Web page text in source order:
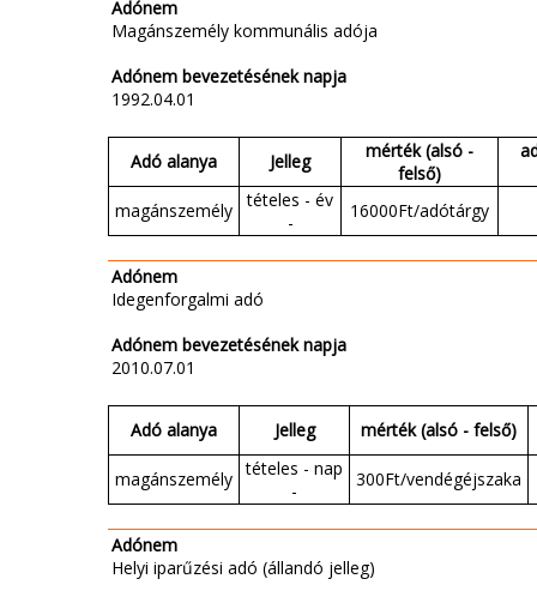
Adónem
Magánszemély kommunális adója
Adónem bevezetésének napja
1992.04.01
Adó alanya Jelleg
mérték (alsó -
felső)
magánszemély
tételes - év
-
16000Ft/adótárgy
Adónem
Idegenforgalmi adó
Adónem bevezetésének napja
2010.07.01
Adó alanya Jelleg mérték (alsó - felső)
magánszemély tételes - nap
-
300Ft/vendégéjszaka
Adónem
Helyi iparűzési adó (állandó jelleg)